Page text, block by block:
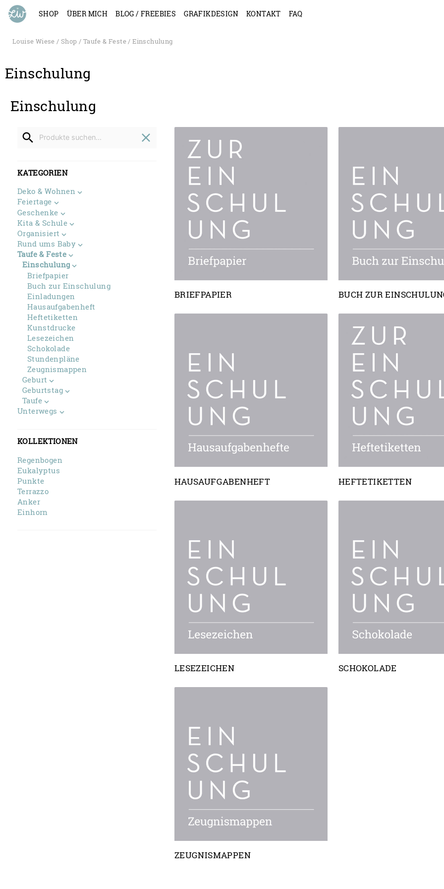
SHOP ÜBER MICH BLOG / FREEBIES GRAFIKDESIGN KONTAKT FAQ
Louise Wiese / Shop / Taufe & Feste/ Einschulung
Einschulung
Einschulung
forsearch close
KATEGORIEN
Deko & Wohnen
Feiertage
Geschenke
Kita & Schule
Organisiert
Rund ums Baby
Taufe & Feste
Einschulung
Briefpapier
Buch zur Einschulung
Einladungen
Hausaufgabenheft
Heftetiketten
Kunstdrucke
Lesezeichen
Schokolade
Stundenpläne
Zeugnismappen
Geburt
Geburtstag
Taufe
Unterwegs
KOLLEKTIONEN
Regenbogen
Eukalyptus
Punkte
Terrazzo
Anker
Einhorn
BRIEFPAPIER BUCH ZUR
HAUSAUFGABENHEFT HEFTETIKETTEN
LESEZEICHEN SCHOKOLADE
ZEUGNISMAPPEN